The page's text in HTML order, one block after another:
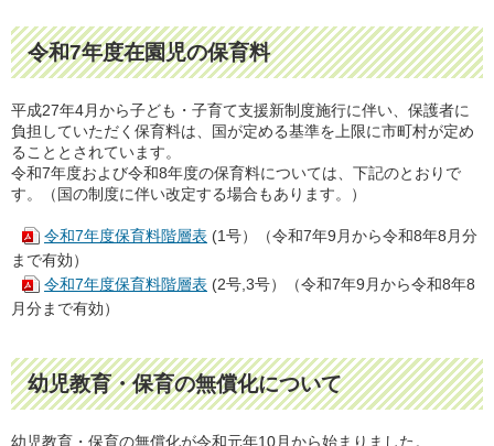
令和7年度在園児の保育料
平成27年4月から子ども・子育て支援新制度施行に伴い、保護者に
負担していただく保育料は、国が定める基準を上限に市町村が定め
ることとされています。
令和7年度および令和8年度の保育料については、下記のとおりで
す。（国の制度に伴い改定する場合もあります。）
令和7年度保育料階層表 (1号）（令和7年9月から令和8年8月分
まで有効）
令和7年度保育料階層表 (2号,3号）（令和7年9月から令和8年8
月分まで有効）
幼児教育・保育の無償化について
幼児教育・保育の無償化が令和元年10月から始まりました。